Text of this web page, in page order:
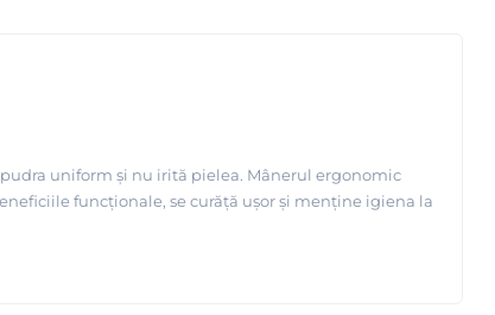
uniform și nu irită pielea. Mânerul ergonomic
funcționale, se curăță ușor și menține igiena la